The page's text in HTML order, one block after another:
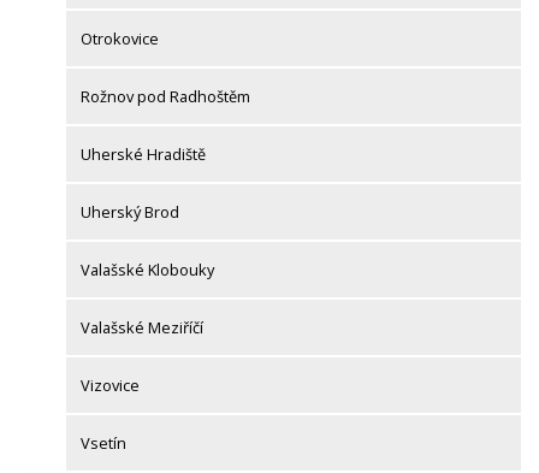
Otrokovice
Rožnov pod Radhoštěm
Uherské Hradiště
Uherský Brod
Valašské Klobouky
Valašské Meziříčí
Vizovice
Vsetín